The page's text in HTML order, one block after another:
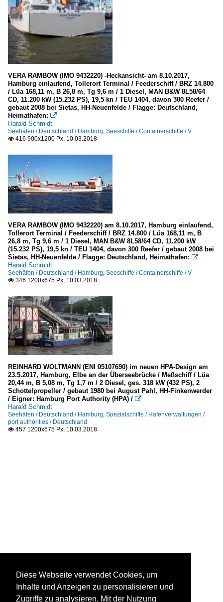
VERA RAMBOW (IMO 9432220) -Heckansicht- am 8.10.2017,
Hamburg einlaufend, Tollerort Terminal / Feederschiff / BRZ 14.800
/ Lüa 168,11 m, B 26,8 m, Tg 9,6 m / 1 Diesel, MAN B&W 8L58/64
CD, 11.200 kW (15.232 PS), 19,5 kn / TEU 1404, davon 300 Reefer /
gebaut 2008 bei Sietas, HH-Neuenfelde / Flagge: Deutschland,
Heimathafen: 
Harald Schmidt
Seehäfen / Deutschland / Hamburg, Seeschiffe / Containerschiffe / V
 416 900x1200 Px, 10.03.2018
VERA RAMBOW (IMO 9432220) am 8.10.2017, Hamburg einlaufend,
Tollerort Terminal / Feederschiff / BRZ 14.800 / Lüa 168,11 m, B
26,8 m, Tg 9,6 m / 1 Diesel, MAN B&W 8L58/64 CD, 11.200 kW
(15.232 PS), 19,5 kn / TEU 1404, davon 300 Reefer / gebaut 2008 bei
Sietas, HH-Neuenfelde / Flagge: Deutschland, Heimathafen: 
Harald Schmidt
Seehäfen / Deutschland / Hamburg, Seeschiffe / Containerschiffe / V
 346 1200x675 Px, 10.03.2018
REINHARD WOLTMANN (ENI 05107690) im neuen HPA-Design am
23.5.2017, Hamburg, Elbe an der Überseebrücke / Meßschiff / Lüa
20,44 m, B 5,08 m, Tg 1,7 m / 2 Diesel, ges. 318 kW (432 PS), 2
Schottelpropeller / gebaut 1980 bei August Pahl, HH-Finkenwerder
/ Eigner: Hamburg Port Authority (HPA) / 
Harald Schmidt
Seehäfen / Deutschland / Hamburg, Spezialschiffe / Hafenverwaltungen /
port authorities / Deutschland
 457 1200x675 Px, 10.03.2018
Diese Webseite verwendet Cookies, um
Inhalte und Anzeigen zu personalisieren und
Zugriffe zu analysieren. Mit der Nutzung